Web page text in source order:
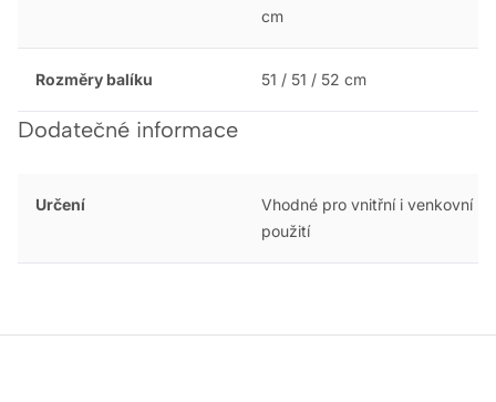
cm
Rozměry balíku 51 / 51 / 52 cm
Dodatečné informace
Určení
Vhodné pro vnitřní i venkovní
použití